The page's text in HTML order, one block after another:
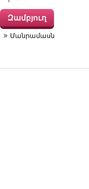
Զամբյուղ
Մանրամասն